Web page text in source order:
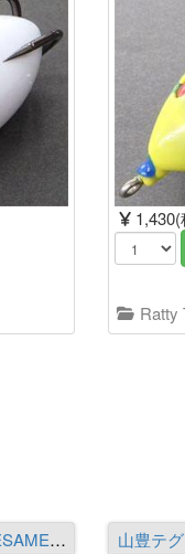
Ratty
LILYPAD JERRYBEAN SESAME FM フローズンメロン（パール無し）